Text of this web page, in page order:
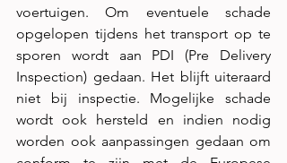
voertuigen. Om eventuele schade
opgelopen tijdens het transport op te
sporen wordt aan PDI (Pre Delivery
Inspection) gedaan. Het blijft uiteraard
niet bij inspectie. Mogelijke schade
wordt ook hersteld en indien nodig
worden ook aanpassingen gedaan om